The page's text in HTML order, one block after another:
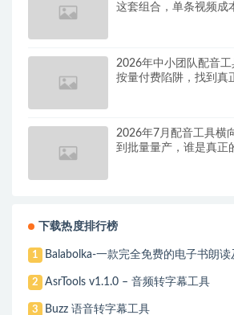
这套组合，单条视频成
2026年中小团队配音
按量付费陷阱，找到真
2026年7月配音工具横
到批量量产，谁是真正
下载热度排行榜
1 Balabolka-一款完全免费的电子书朗
2 AsrTools v1.1.0 – 音频转字幕工具
3 Buzz 语音转字幕工具